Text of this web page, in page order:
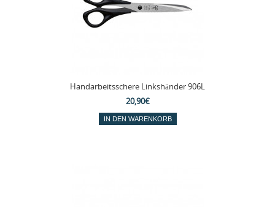
Handarbeitsschere Linkshänder 906L
20,90€